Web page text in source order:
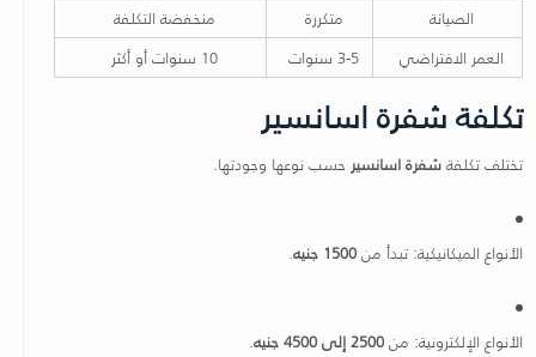
الصيانة
متكررة
منخفضة التكلفة
العمر الافتراضي
3-5 سنوات 10 سنوات أو أكثر
تكلفة شفرة اسانسير
تختلف تكلفةشفرة اسانسير حسب نوعها وجودتها.
الأنواع الميكانيكية: تبدأ من1500 جنيه .
الأنواع الإلكترونية: من2500 إلى 4500 جنيه .